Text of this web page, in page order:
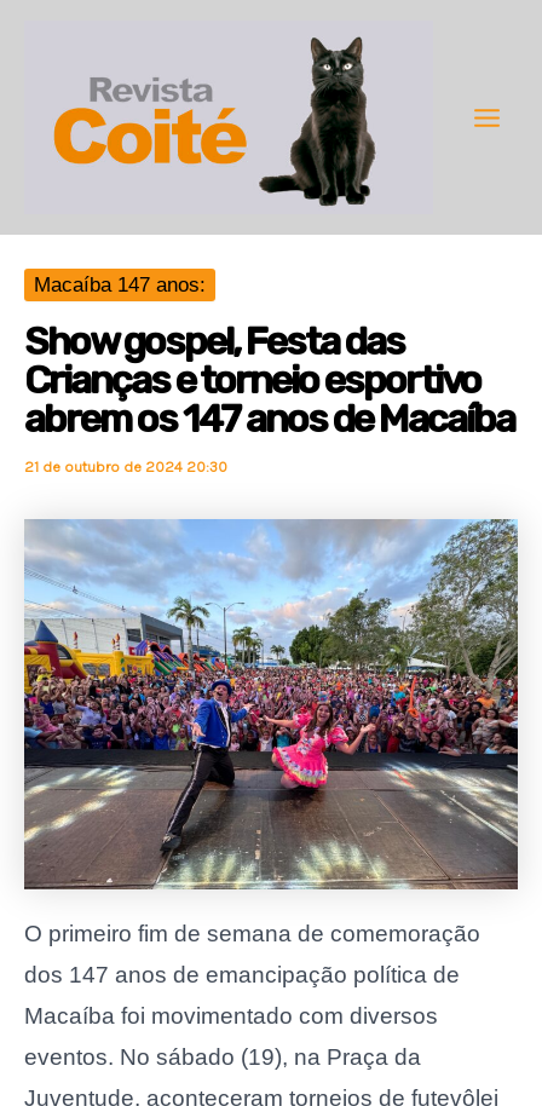
conteúdo
Macaíba 147 anos:
Show gospel, Festa das
Crianças e torneio esportivo
abrem os 147 anos de Macaíba
21 de outubro de 2024 20:30
O primeiro fim de semana de comemoração
dos 147 anos de emancipação política de
Macaíba foi movimentado com diversos
eventos. No sábado (19), na Praça da
Juventude, aconteceram torneios de futevôlei